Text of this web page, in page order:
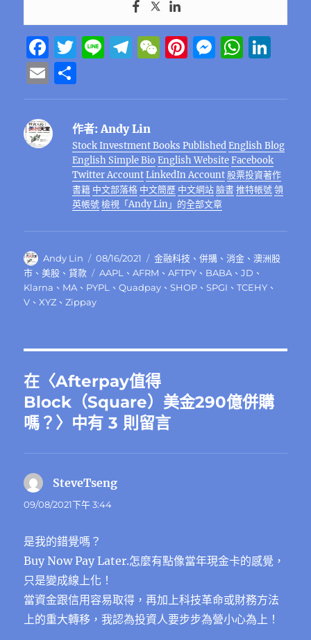
F
a
c
b
T
it
r
Li
e
T
e
r
a
m
W
C
at
Pi
te
st
M
ss
n
g
er
W
at
A
p
p
k
d
I
n
E
m
ai
l
享
作者:Andy Lin
Stock Investment Books Published English Blog
English Simple Bio English Website Facebook
Twitter Account LinkedIn Account 股票投資著作
書籍 中文部落格 中文簡歷 中文網站 臉書 推特帳號 領
英帳號 檢視「Andy Lin」的全部文章
作
者
Andy Lin
發
佈
日
期:
08/16/2021
分
類
金融科技 、併購 、消金 、澳洲股
市 、美股 、貸款
標
籤
AAPL 、AFRM 、AFTPY 、 BABA 、JD 、
Klarna 、 MA 、 PYPL 、Quadpay 、SHOP 、SPGI 、TCEHY 、
V 、XYZ 、Zippay
在〈Afterpay值得
Block（Square）美金290億併購
嗎？〉中有 3 則留言
SteveTseng
09/08/2021下午 3:44
是我的錯覺嗎？
Buy Now Pay Later.怎麼有點像當年現金卡的感覺，
只是變成線上化！
當資金跟信用容易取得，再加上科技革命或財務方法
上的重大轉移，我認為投資人要步步為營小心為上！